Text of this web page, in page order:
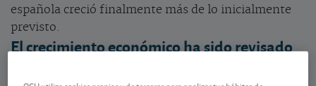
española creció finalmente más de lo inicialmente
previsto.
El crecimiento económico ha sido revisado